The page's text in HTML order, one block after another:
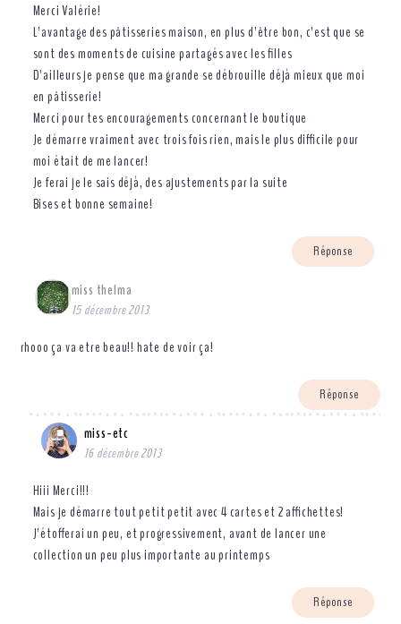
Merci Valérie!
L’avantage des pâtisseries maison, en plus d’être bon, c’est que se
sont des moments de cuisine partagés avec les filles
D’ailleurs je pense que ma grande se débrouille déjà mieux que moi
en pâtisserie!
Merci pour tes encouragements concernant le boutique
Je démarre vraiment avec trois fois rien, mais le plus difficile pour
moi était de me lancer!
Je ferai je le sais déjà, des ajustements par la suite
Bises et bonne semaine!
Réponse
miss thelma
15 décembre 2013
rhooo ça va etre beau!! hate de voir ça!
Réponse
miss-etc
16 décembre 2013
Hiii Merci!!!
Mais je démarre tout petit petit avec 4 cartes et 2 affichettes!
J’étofferai un peu, et progressivement, avant de lancer une
collection un peu plus importante au printemps
Réponse